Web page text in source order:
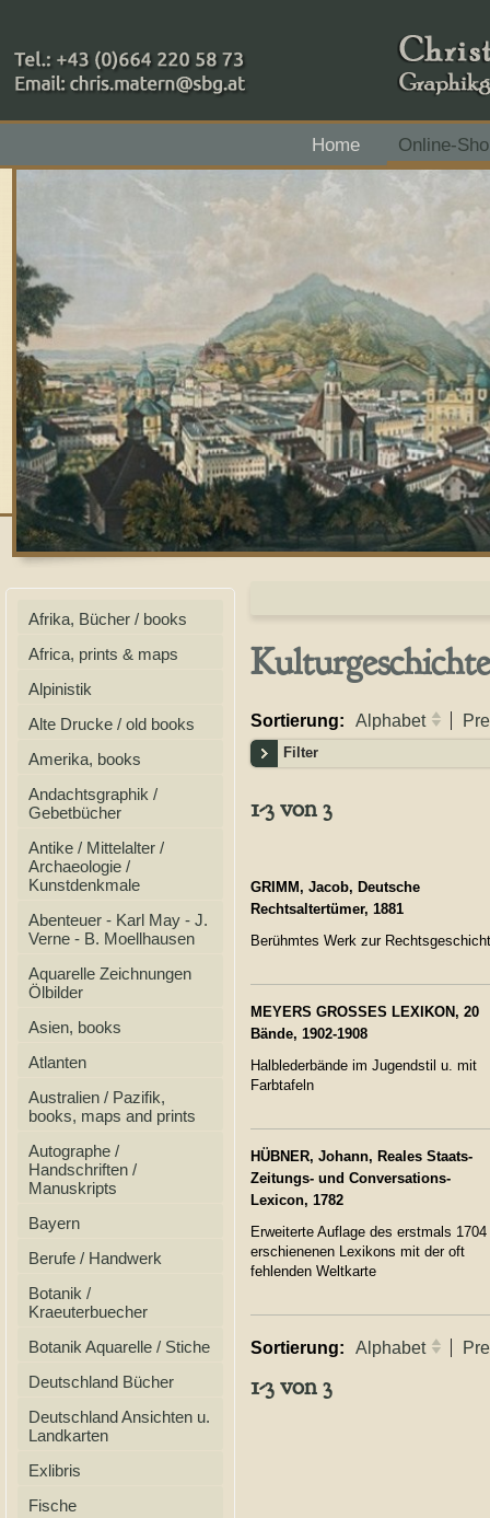
+43 (0)664 220 58 73
Home
Online-
Zahlungsmethoden: RAIBA - Flachgau Mitte - IBAN
Afrika, Bücher / books
Africa, prints & maps
Alpinistik
Alte Drucke / old books
Amerika, books
Andachtsgraphik /
Gebetbücher
Antike / Mittelalter /
Archaeologie /
Kunstdenkmale
Abenteuer - Karl May - J.
Verne - B. Moellhausen
Aquarelle Zeichnungen
Ölbilder
Asien, books
Atlanten
Australien / Pazifik,
books, maps and prints
Autographe /
Handschriften /
Manuskripts
Bayern
Berufe / Handwerk
Botanik /
Kraeuterbuecher
Botanik Aquarelle / Stiche
Deutschland Bücher
Deutschland Ansichten u.
Landkarten
Exlibris
Fische
Sortierung: Alphabet
Filter
1-3 von 3
GRIMM, Jacob, Deutsche
Rechtsaltertümer, 1881
Berühmtes Werk zur
MEYERS GROSSES LEXIKON, 20
Bände, 1902-1908
Halblederbände im Jugendstil u. mit
Farbtafeln
HÜBNER, Johann, Reales Staats-
Zeitungs- und Conversations-
Lexicon, 1782
Erweiterte Auflage des erstmals 1704
erschienenen Lexikons mit der oft
fehlenden Weltkarte
Sortierung: Alphabet
1-3 von 3